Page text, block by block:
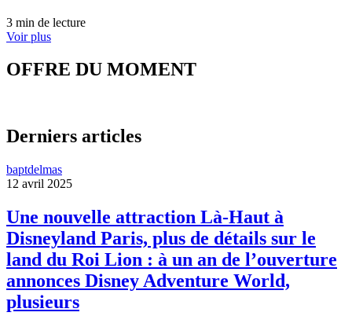
3 min de lecture
Voir plus
OFFRE DU MOMENT
Derniers articles
baptdelmas
12 avril 2025
Une nouvelle attraction Là-Haut à
Disneyland Paris, plus de détails sur le
land du Roi Lion : à un an de l’ouverture
annonces Disney Adventure World,
plusieurs